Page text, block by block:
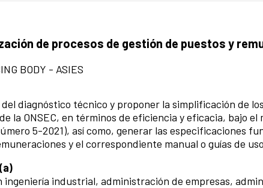
item
de procesos de gestión de puestos y
BODY - ASIES
diagnóstico técnico y proponer la simplificación de
la ONSEC, en términos de eficiencia y eficacia, bajo
5-2021), así como, generar las especificaciones
y el correspondiente manual o guías de
industrial, administración de empresas,